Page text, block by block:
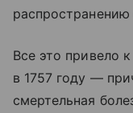
Все это привело
в 1757 году —
смертельная